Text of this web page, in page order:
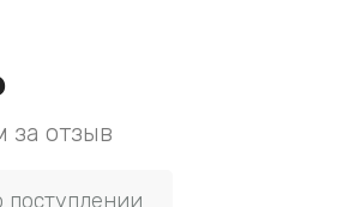
за отзыв
поступлении